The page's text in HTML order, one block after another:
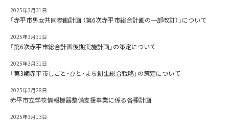
2025年3月31日
「赤平市男女共同参画計画 （第6次赤平市総合計画の一部改訂）」について
2025年3月31日
「第6次赤平市総合計画後期実施計画」の策定について
2025年3月31日
「第3期赤平市しごと・ひと・まち創生総合戦略」の策定について
2025年3月28日
赤平市立学校情報機器整備支援事業に係る各種計画
2025年3月13日